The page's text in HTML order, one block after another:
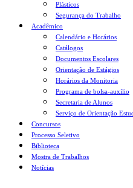
Plásticos
Segurança do Trabalho
Acadêmico
Calendário e Horários
Catálogos
Documentos Escolares
Orientação de Estágios
Horários da Monitoria
Programa de bolsa-auxílio
Secretaria de Alunos
Serviço de Orientação
Concursos
Processo Seletivo
Biblioteca
Mostra de Trabalhos
Notícias